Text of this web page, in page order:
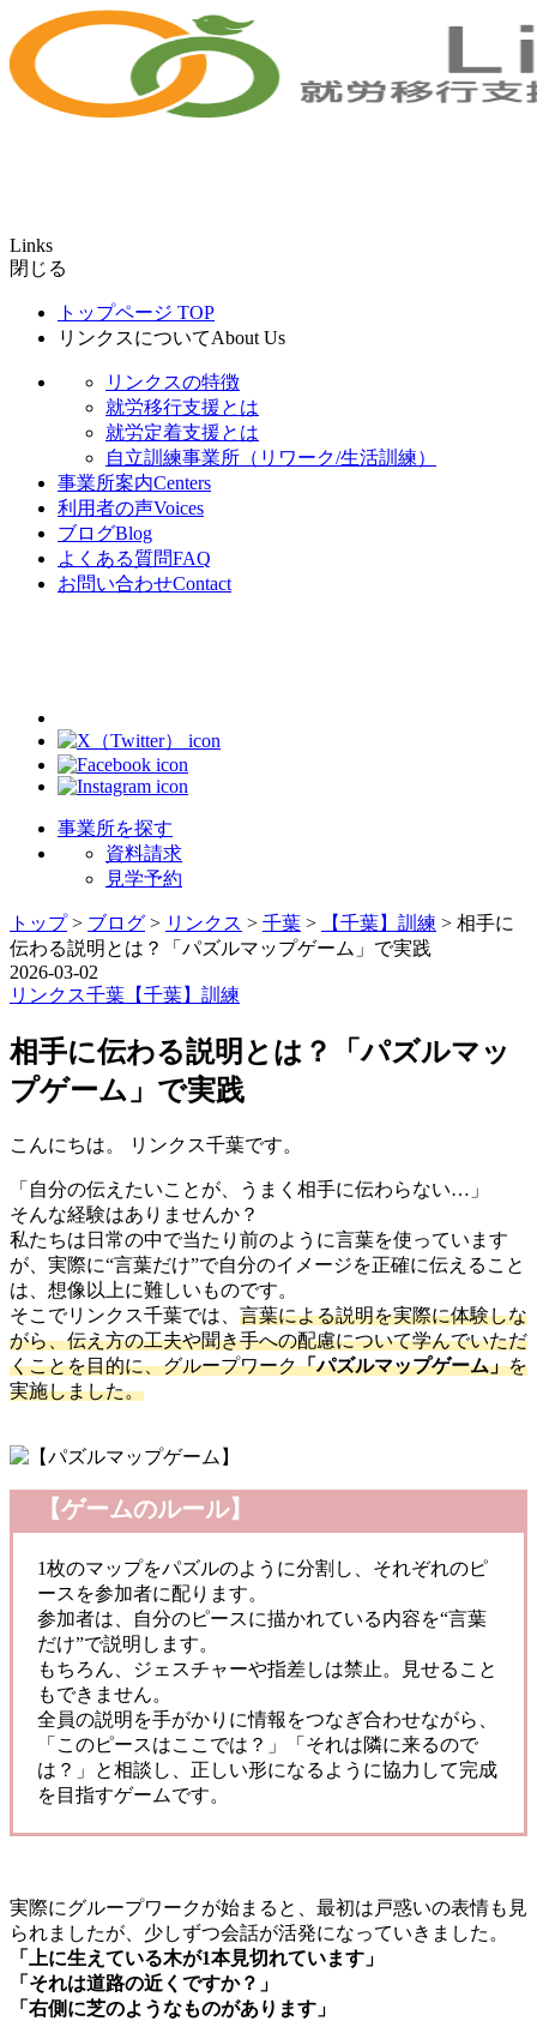
Links
閉じる
トップページ TOP
リンクスについてAbout Us
リンクスの特徴
就労移行支援とは
就労定着支援とは
自立訓練事業所（リワーク/生活訓練）
事業所案内Centers
利用者の声Voices
ブログBlog
よくある質問FAQ
お問い合わせContact
事業所を探す
資料請求
見学予約
トップ> ブログ > リンクス > 千葉 > 【千葉】訓練 > 相手に
伝わる説明とは？「パズルマップゲーム」で実践
2026-03-02
リンクス千葉 【千葉】訓練
相手に伝わる説明とは？「パズルマッ
プゲーム」で実践
こんにちは。 リンクス千葉です。
「自分の伝えたいことが、うまく相手に伝わらない…」
そんな経験はありませんか？
私たちは日常の中で当たり前のように言葉を使っています
が、実際に“言葉だけ”で自分のイメージを正確に伝えること
は、想像以上に難しいものです。
そこでリンクス千葉では、 言葉による説明を実際に体験しな
がら、伝え方の工夫や聞き手への配慮について学んでいただ
くことを目的に、グループワーク「パズルマップゲーム」を
実施しました。
【ゲームのルール】
1枚のマップをパズルのように分割し、それぞれのピ
ースを参加者に配ります。
参加者は、自分のピースに描かれている内容を“言葉
だけ”で説明します。
もちろん、ジェスチャーや指差しは禁止。見せること
もできません。
全員の説明を手がかりに情報をつなぎ合わせながら、
「このピースはここでは？」「それは隣に来るので
は？」と相談し、正しい形になるように協力して完成
を目指すゲームです。
実際にグループワークが始まると、最初は戸惑いの表情も見
られましたが、少しずつ会話が活発になっていきました。
「上に生えている木が1本見切れています」
「それは道路の近くですか？」
「右側に芝のようなものがあります」